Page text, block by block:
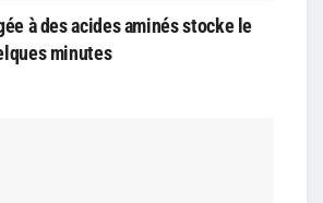
à des acides aminés stocke le
minutes